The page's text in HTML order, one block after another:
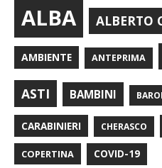
ALBA ALBERTO
AMBIENTE ANTEPRIMA
ASTI BAMBINI
CARABINIERI CHERASCO
COPERTINA COVID-19